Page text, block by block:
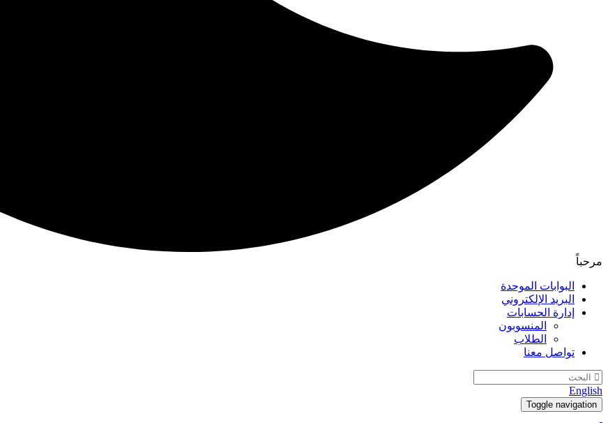
مرحباً
البوابات الموحدة
البريد الإلكتروني
إدارة الحسابات
المنسوبون
الطلاب
تواصل معنا
English
Toggle navigation